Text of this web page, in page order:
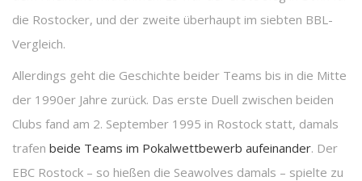
die Rostocker, und der zweite überhaupt im siebten BBL-
Vergleich.
Allerdings geht die Geschichte beider Teams bis in die Mitte
der 1990er Jahre zurück. Das erste Duell zwischen beiden
Clubs fand am 2. September 1995 in Rostock statt, damals
trafen beide Teams im Pokalwettbewerb aufeinander. Der
EBC Rostock – so hießen die Seawolves damals – spielte zu